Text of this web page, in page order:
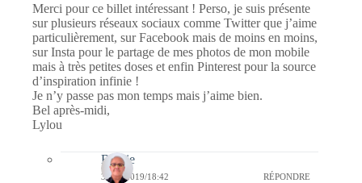
Merci pour ce billet intéressant ! Perso, je suis présente
sur plusieurs réseaux sociaux comme Twitter que j’aime
particulièrement, sur Facebook mais de moins en moins,
sur Insta pour le partage de mes photos de mon mobile
mais à très petites doses et enfin Pinterest pour la source
d’inspiration infinie !
Je n’y passe pas mon temps mais j’aime bien.
Bel après-midi,
Lylou
Bernie
30/12/2019/18:42 RÉPONDRE